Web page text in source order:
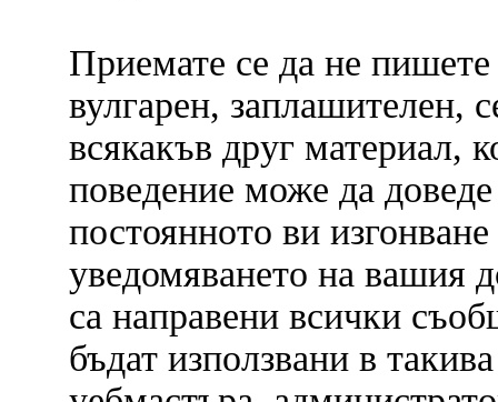
Приемате се да не
вулгарен, заплашителен,
всякакъв друг материал,
поведение може да
постоянното ви
уведомяването на вашия
са направени всички
бъдат използвани в